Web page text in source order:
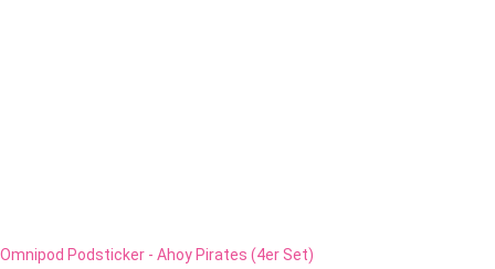
Omnipod Podsticker - Ahoy Pirates (4er Set)